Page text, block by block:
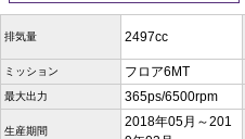
排気量 2497cc
ミッション フロア6MT
最大出力 365ps/6500rpm
生産期間
2018年05月～201